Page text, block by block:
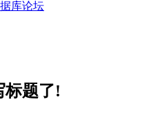
库论坛
标题了!